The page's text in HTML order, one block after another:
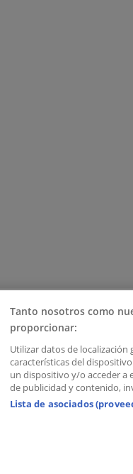
Barcelona, Spain
Tanto nosotros como
proporcionar:
Utilizar datos de localización
características del
un dispositivo y/o acceder a
de publicidad y contenido,
Lista de asociados